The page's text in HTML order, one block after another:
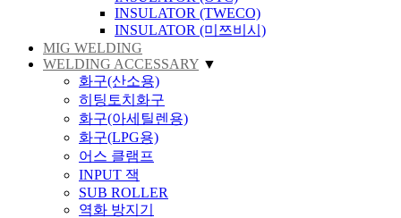
INSULATOR (TWECO)
INSULATOR (미쯔비시)
MIG WELDING
WELDING ACCESSARY ▼
화구(산소용)
히팅토치화구
화구(아세틸렌용)
화구(LPG용)
어스 클램프
INPUT 잭
SUB ROLLER
역화 방지기